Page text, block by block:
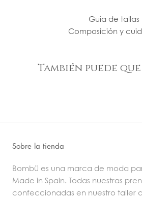
Guía de tallas
Composición y
También puede
Sobre la tienda
Bombü es una marca de moda
Made in Spain. Todas nuestras
confeccionadas en nuestro taller